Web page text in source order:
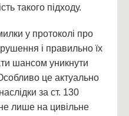
такого підходу.
у протоколі про
і правильно їх
шансом уникнути
це актуально
за ст. 130
лише на цивільне